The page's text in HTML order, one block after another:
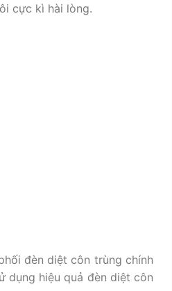
cực kì hài lòng.
đèn diệt côn trùng chính
dụng hiệu quả đèn diệt côn